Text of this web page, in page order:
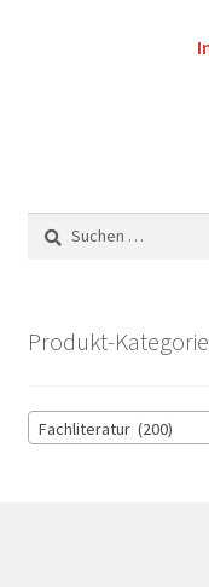
nach:
Produkt-
Fachliteratur (200)